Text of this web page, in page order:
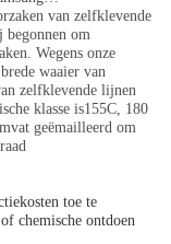
van zelfklevende
om
Wegens onze
waaier van
zelfklevende lijnen
klasse is155C, 180
geëmailleerd om
toe te
chemische ontdoen